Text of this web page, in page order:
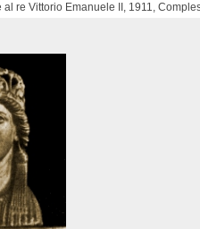
re Vittorio Emanuele II, 1911,